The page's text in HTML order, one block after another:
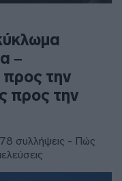
–
την
προς την
συλλήψεις - Πώς